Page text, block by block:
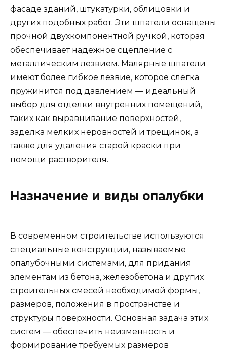
фасаде зданий, штукатурки, облицовки и
других подобных работ. Эти шпатели оснащены
прочной двухкомпонентной ручкой, которая
обеспечивает надежное сцепление с
металлическим лезвием. Малярные шпатели
имеют более гибкое лезвие, которое слегка
пружинится под давлением — идеальный
выбор для отделки внутренних помещений,
таких как выравнивание поверхностей,
заделка мелких неровностей и трещинок, а
также для удаления старой краски при
помощи растворителя.
Назначение и виды опалубки
В современном строительстве используются
специальные конструкции, называемые
опалубочными системами, для придания
элементам из бетона, железобетона и других
строительных смесей необходимой формы,
размеров, положения в пространстве и
структуры поверхности. Основная задача этих
систем — обеспечить неизменность и
формирование требуемых размеров